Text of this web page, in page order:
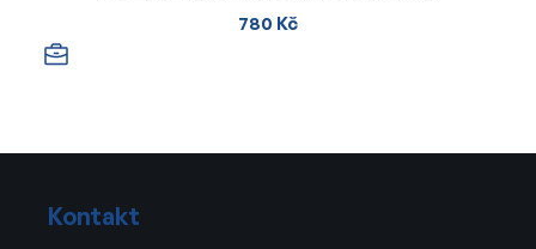
780 Kč
Kontakt